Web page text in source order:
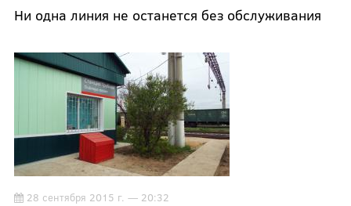
Ни одна линия не останется без обслуживания
28 сентября 2015 г. — 20:32